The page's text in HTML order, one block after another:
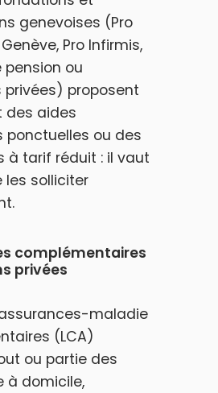
genevoises (Pro
Pro Infirmis,
ou
proposent
des aides
ponctuelles ou des
à tarif réduit : il vaut
les solliciter
complémentaires
privées
maladie
(LCA)
ou partie des
à domicile,